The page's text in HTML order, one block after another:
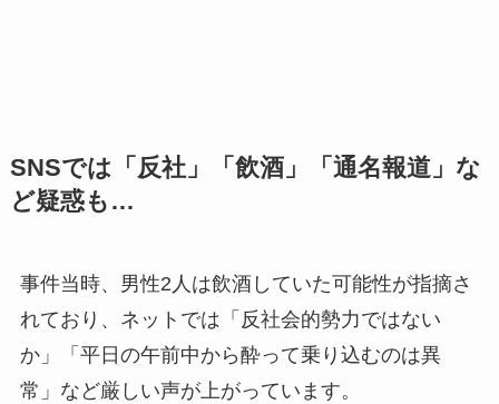
SNSでは「反社」「飲酒」「通名報道」な
ど疑惑も…
事件当時、男性2人は飲酒していた可能性が指摘さ
れており、ネットでは「反社会的勢力ではない
か」「平日の午前中から酔って乗り込むのは異
常」など厳しい声が上がっています。